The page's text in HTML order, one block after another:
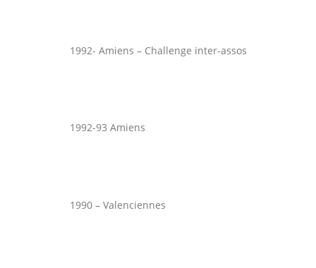
1992- Amiens – Challenge inter-assos
1992-93 Amiens
1990 – Valenciennes